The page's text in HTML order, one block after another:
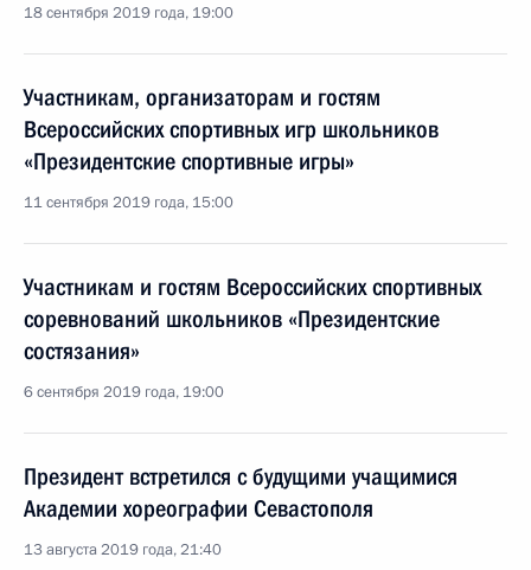
18 сентября 2019 года, 19:00
Участникам, организаторам и гостям
Всероссийских спортивных игр школьников
«Президентские спортивные игры»
11 сентября 2019 года, 15:00
Участникам и гостям Всероссийских спортивных
соревнований школьников «Президентские
состязания»
6 сентября 2019 года, 19:00
Президент встретился с будущими учащимися
Академии хореографии Севастополя
13 августа 2019 года, 21:40